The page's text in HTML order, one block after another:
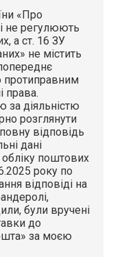
«Про
не регулюють
а ст. 16 ЗУ
не містить
протиправним
права.
за діяльністю
розглянути
відповідь
дані
поштових
року по
відповіді на
були вручені
до
за моєю